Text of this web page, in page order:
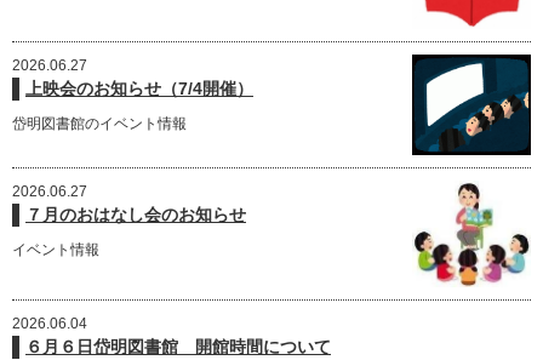
2026.06.27
上映会のお知らせ（7/4開催）
岱明図書館のイベント情報
2026.06.27
７月のおはなし会のお知らせ
イベント情報
2026.06.04
６月６日岱明図書館 開館時間について